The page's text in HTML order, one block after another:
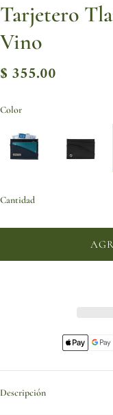
Tarjetero
Vino
$ 355.00
Color
Cantidad
Descripción